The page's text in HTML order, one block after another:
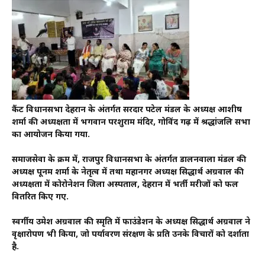
कैंट विधानसभा देहरादून के अंतर्गत सरदार पटेल मंडल के अध्यक्ष आशीष
शर्मा की अध्यक्षता में भगवान परशुराम मंदिर, गोविंद गढ़ में श्रद्धांजलि सभा
का आयोजन किया गया.
समाजसेवा के क्रम में, राजपुर विधानसभा के अंतर्गत डालनवाला मंडल की
अध्यक्ष पूनम शर्मा के नेतृत्व में तथा महानगर अध्यक्ष सिद्धार्थ अग्रवाल की
अध्यक्षता में कोरोनेशन जिला अस्पताल, देहरादून में भर्ती मरीजों को फल
वितरित किए गए.
स्वर्गीय उमेश अग्रवाल की स्मृति में फाउंडेशन के अध्यक्ष सिद्धार्थ अग्रवाल ने
वृक्षारोपण भी किया, जो पर्यावरण संरक्षण के प्रति उनके विचारों को दर्शाता
है.